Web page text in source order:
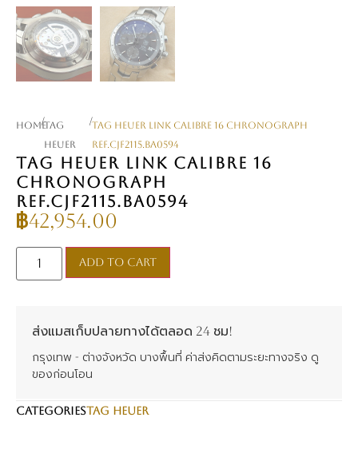
Home
/TAG
Heuer
/TAG Heuer Link Calibre 16 Chronograph
Ref.CJF2115.BA0594
TAG HEUER LINK CALIBRE 16
CHRONOGRAPH
REF.CJF2115.BA0594
฿42,954.00
Add to cart
ส่งแมสเก็บปลายทางได้ตลอด 24 ชม!
กรุงเทพ - ต่างจังหวัด บางพื้นที่ ค่าส่งคิดตามระยะทางจริง ดู
ของก่อนโอน
CATEGORIESTAG Heuer